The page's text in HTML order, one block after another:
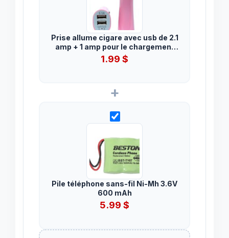
Prise allume cigare avec usb de 2.1
amp + 1 amp pour le chargement
de téléphones et de tablettes.
Disponible en rose.
1.99 $
+
Pile téléphone sans-fil Ni-Mh 3.6V
600 mAh
5.99 $